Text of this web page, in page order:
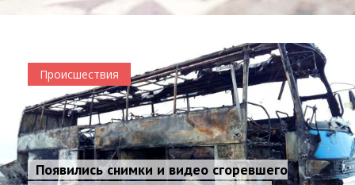
Происшествия
Появились снимки и видео сгоревшего